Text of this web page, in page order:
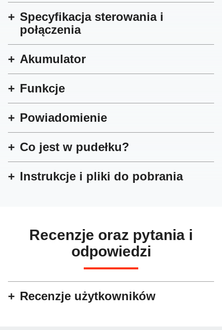
Specyfikacja sterowania i
połączenia
Akumulator
Funkcje
Powiadomienie
Co jest w pudełku?
Instrukcje i pliki do pobrania
Recenzje oraz pytania i
odpowiedzi
Recenzje użytkowników